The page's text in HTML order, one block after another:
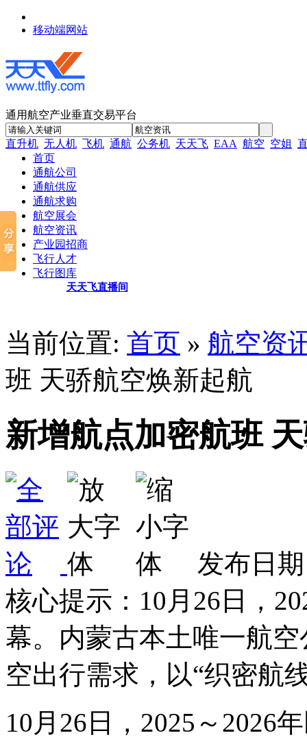
移动端网站
通用航空产业垂直交易平台
直升机 无人机 飞机 通航 公务机 天天飞 EAA 航空 空姐
首页
通航公司
通航供应
通航求购
航空展会
航空资讯
产业园招商
飞行人才
飞行图库
天天飞直播间
当前位置: 首页 » 航空资
班 天骄航空焕新起航
新增航点加密航班
发布日
核心提示：10月26日，
幕。内蒙古本土唯一航
空出行需求，以“织密航
10月26日，2025～2026